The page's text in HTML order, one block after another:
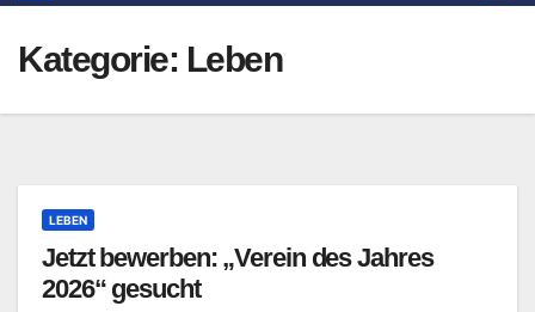
Kategorie: Leben
LEBEN
Jetzt bewerben: „Verein des Jahres
2026“ gesucht